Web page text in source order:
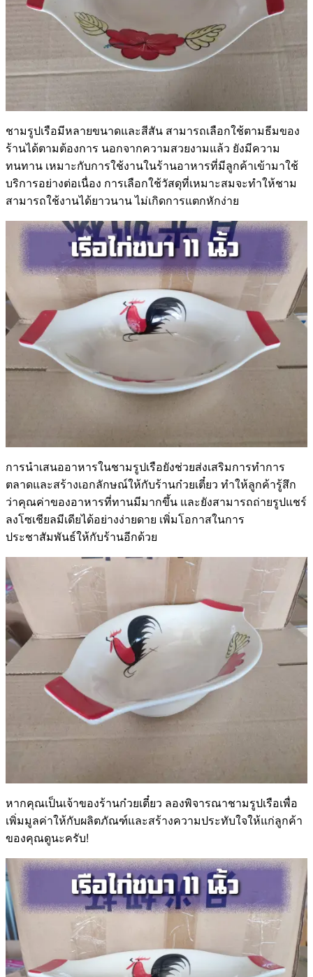
ชามรูปเรือมีหลายขนาดและสีสัน สามารถเลือกใช้ตามธีมของ
ร้านได้ตามต้องการ นอกจากความสวยงามแล้ว ยังมีความ
ทนทาน เหมาะกับการใช้งานในร้านอาหารที่มีลูกค้าเข้ามาใช้
บริการอย่างต่อเนื่อง การเลือกใช้วัสดุที่เหมาะสมจะทำให้ชาม
สามารถใช้งานได้ยาวนาน ไม่เกิดการแตกหักง่าย
การนำเสนออาหารในชามรูปเรือยังช่วยส่งเสริมการทำการ
ตลาดและสร้างเอกลักษณ์ให้กับร้านก๋วยเตี๋ยว ทำให้ลูกค้ารู้สึก
ว่าคุณค่าของอาหารที่ทานมีมากขึ้น และยังสามารถถ่ายรูปแชร์
ลงโซเชียลมีเดียได้อย่างง่ายดาย เพิ่มโอกาสในการ
ประชาสัมพันธ์ให้กับร้านอีกด้วย
หากคุณเป็นเจ้าของร้านก๋วยเตี๋ยว ลองพิจารณาชามรูปเรือเพื่อ
เพิ่มมูลค่าให้กับผลิตภัณฑ์และสร้างความประทับใจให้แก่ลูกค้า
ของคุณดูนะครับ!